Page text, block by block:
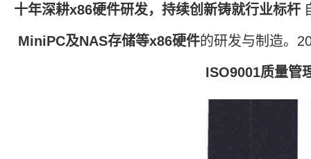
十年深耕x86硬件研发， 持续创新铸就行业标杆
MiniPC及NAS存储等x86硬件的研发与制造。
ISO9001质量管